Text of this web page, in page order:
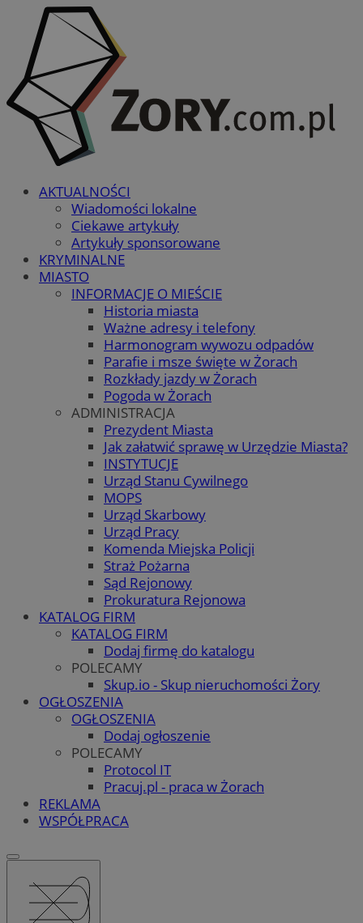
AKTUALNOŚCI
Wiadomości lokalne
Ciekawe artykuły
Artykuły sponsorowane
KRYMINALNE
MIASTO
INFORMACJE O MIEŚCIE
Historia miasta
Ważne adresy i telefony
Harmonogram wywozu odpadów
Parafie i msze święte w Żorach
Rozkłady jazdy w Żorach
Pogoda w Żorach
ADMINISTRACJA
Prezydent Miasta
Jak załatwić sprawę w Urzędzie Miasta?
INSTYTUCJE
Urząd Stanu Cywilnego
MOPS
Urząd Skarbowy
Urząd Pracy
Komenda Miejska Policji
Straż Pożarna
Sąd Rejonowy
Prokuratura Rejonowa
KATALOG FIRM
KATALOG FIRM
Dodaj firmę do katalogu
POLECAMY
Skup.io - Skup nieruchomości Żory
OGŁOSZENIA
OGŁOSZENIA
Dodaj ogłoszenie
POLECAMY
Protocol IT
Pracuj.pl - praca w Żorach
REKLAMA
WSPÓŁPRACA